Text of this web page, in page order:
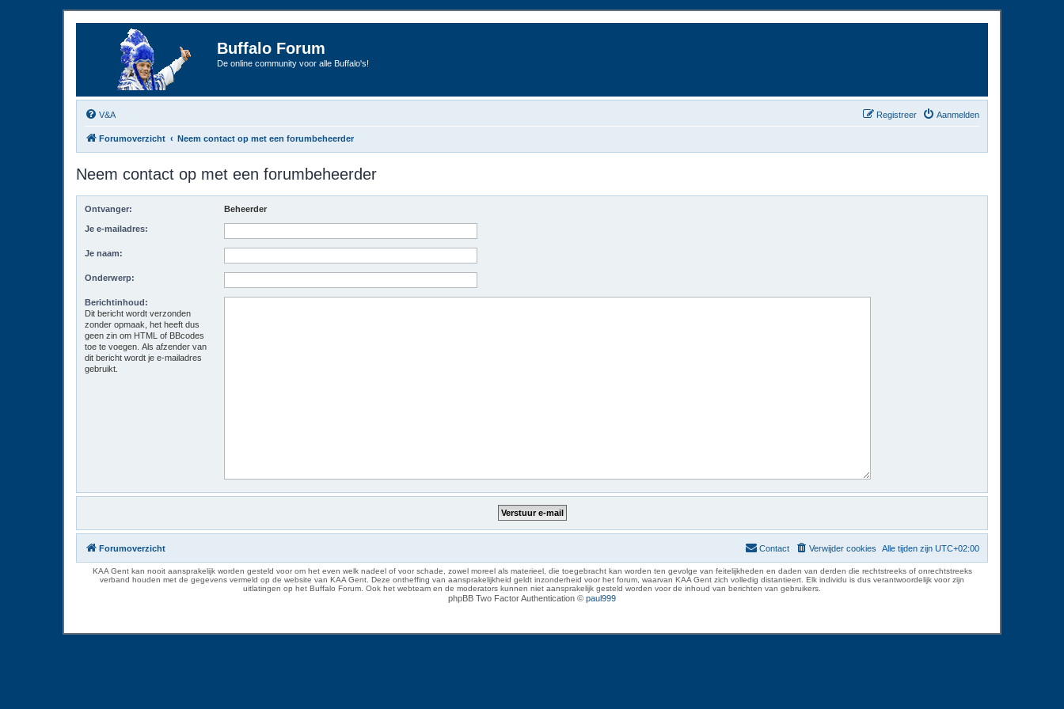
Buffalo Forum
De online community voor alle Buffalo's!
V&A Aanmelden
Registreer
Forumoverzicht Neem contact op met een forumbeheerder
Neem contact op met een forumbeheerder
Ontvanger: Beheerder
Je e-mailadres:
Je naam:
Onderwerp:
Berichtinhoud:
Dit bericht wordt verzonden
zonder opmaak, het heeft dus
geen zin om HTML of BBcodes
toe te voegen. Als afzender van
dit bericht wordt je e-mailadres
gebruikt.
Forumoverzicht Alle tijden zijn UTC+02:00
Verwijder cookies
Contact
KAA Gent kan nooit aansprakelijk worden gesteld voor om het even welk nadeel of voor schade, zowel moreel als materieel, die toegebracht kan worden ten gevolge van feitelijkheden en daden van derden die rechtstreeks of onrechtstreeks
verband houden met de gegevens vermeld op de website van KAA Gent. Deze ontheffing van aansprakelijkheid geldt inzonderheid voor het forum, waarvan KAA Gent zich volledig distantieert. Elk individu is dus verantwoordelijk voor zijn
uitlatingen op het Buffalo Forum. Ook het webteam en de moderators kunnen niet aansprakelijk gesteld worden voor de inhoud van berichten van gebruikers.
phpBB Two Factor Authentication © paul999